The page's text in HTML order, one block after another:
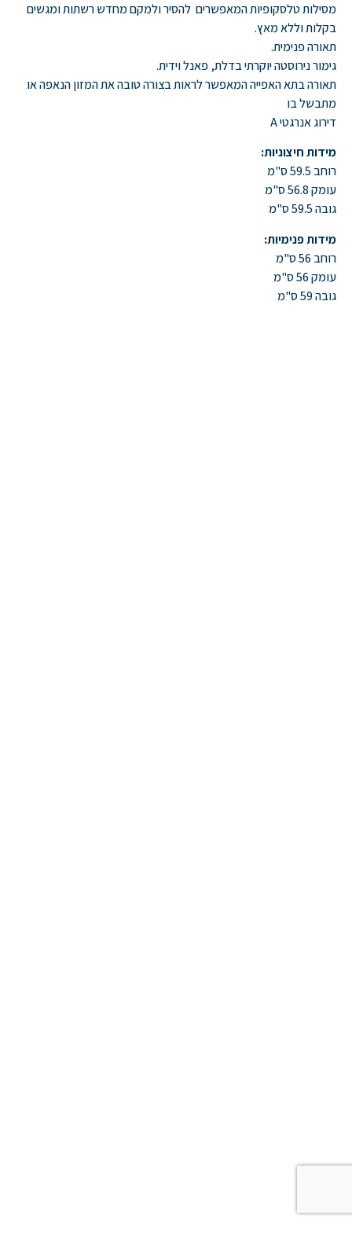
מסילות טלסקופיות המאפשרים להסיר ולמקם מחדש רשתות ומגשים
בקלות וללא מאץ.
תאורה פנימית.
גימור נירוסטה יוקרתי בדלת, פאנל וידית.
תאורה בתא האפייה המאפשר לראות בצורה טובה את המזון הנאפה או
מתבשל בו
דירוג אנרגטי A
מידות חיצוניות:
רוחב 59.5 ס"מ
עומק 56.8 ס"מ
גובה 59.5 ס"מ
מידות פנימיות:
רוחב 56 ס"מ
עומק 56 ס"מ
גובה 59 ס"מ